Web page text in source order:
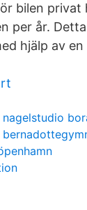
bilen
per år.
hjälp av
nagelstudio